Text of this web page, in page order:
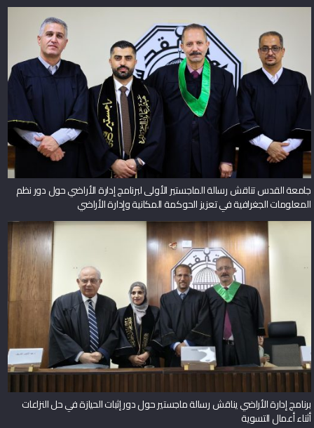
جامعة القدس تناقش رسالة الماجستير الأولى لبرنامج إدارة الأراضي حول دور نظم
المعلومات الجغرافية في تعزيز الحوكمة المكانية وإدارة الأراضي
برنامج إدارة الأراضي يناقش رسالة ماجستير حول دور إثبات الحيازة في حل النزاعات
أثناء أعمال التسوية